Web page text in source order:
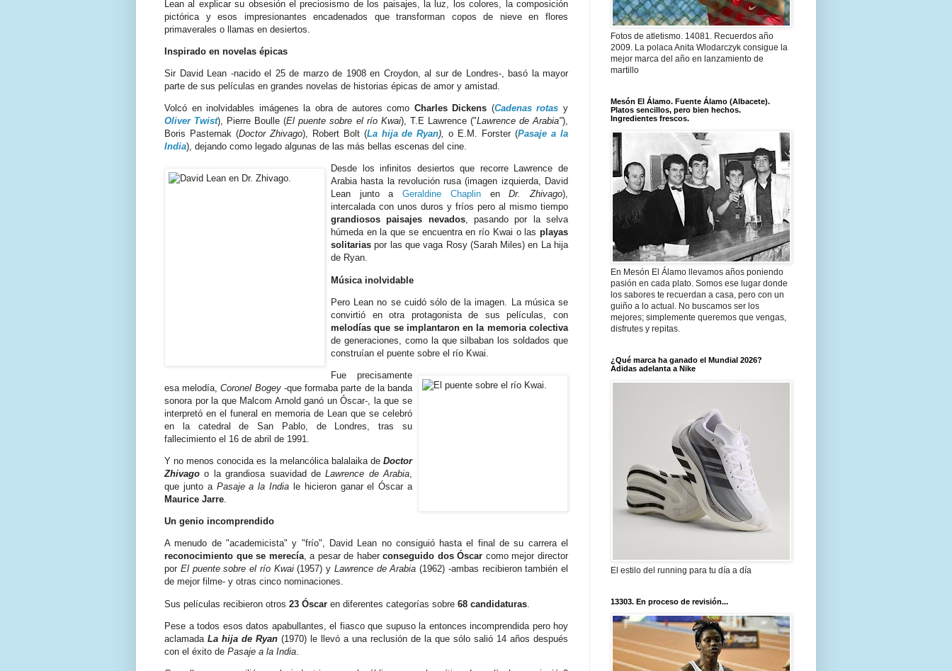
Lean al explicar su obsesión el preciosismo de los paisajes, la luz, los colores, la composición
pictórica y esos impresionantes encadenados que transforman copos de nieve en flores
primaverales o llamas en desiertos.
Inspirado en novelas épicas
Sir David Lean -nacido el 25 de marzo de 1908 en Croydon, al sur de Londres-, basó la mayor
parte de sus películas en grandes novelas de historias épicas de amor y amistad.
Volcó en inolvidables imágenes la obra de autores como Charles Dickens (Cadenas rotas y
Oliver Twist), Pierre Boulle (El puente sobre el río Kwai), T.E Lawrence ("Lawrence de Arabia"),
Boris Pasternak (Doctor Zhivago), Robert Bolt (La hija de Ryan),o E.M. Forster (Pasaje a la
India), dejando como legado algunas de las más bellas escenas del cine.
Desde los infinitos desiertos que recorre Lawrence de
Arabia hasta la revolución rusa (imagen izquierda, David
Lean junto aGeraldine ChaplinenDr. Zhivago),
intercalada con unos duros y fríos pero al mismo tiempo
grandiosos paisajes nevados, pasando por la selva
húmeda en la que se encuentra en río Kwai o las playas
solitarias por las que vaga Rosy (Sarah Miles) en La hija
de Ryan.
Música inolvidable
Pero Lean no se cuidó sólo de la imagen. La música se
convirtió en otra protagonista de sus películas, con
melodías que se implantaron en la memoria colectiva
de generaciones, como la que silbaban los soldados que
construían el puente sobre el río Kwai.
Fue precisamente
esa melodía,Coronel Bogey-que formaba parte de la banda
sonora por la que Malcom Arnold ganó un Óscar-, la que se
interpretó en el funeral en memoria de Lean que se celebró
en la catedral de San Pablo, de Londres, tras su
fallecimiento el 16 de abril de 1991.
Y no menos conocida es la melancólica balalaika de Doctor
Zhivago o la grandiosa suavidad deLawrence de Arabia,
que junto a Pasaje a la India le hicieron ganar el Óscar a
Maurice Jarre.
Un genio incomprendido
A menudo de "academicista" y "frío", David Lean no consiguió hasta el final de su carrera el
reconocimiento que se merecía, a pesar de haberconseguido dos Óscar como mejor director
por El puente sobre el río Kwai(1957) y Lawrence de Arabia (1962) -ambas recibieron también el
de mejor filme- y otras cinco nominaciones.
Sus películas recibieron otros 23 Óscar en diferentes categorías sobre 68 candidaturas
Pese a todos esos datos apabullantes, el fiasco que supuso la entonces incomprendida pero hoy
aclamada La hija de Ryan (1970) le llevó a una reclusión de la que sólo salió 14 años después
con el éxito de Pasaje a la India
Fotos de atletismo. 14081. Recuerdos año
2009. La polaca Anita Wlodarczyk consigue la
mejor marca del año en lanzamiento de
martillo
Mesón El Álamo. Fuente Álamo (Albacete).
Platos sencillos, pero bien hechos.
Ingredientes frescos.
En Mesón El Álamo llevamos años poniendo
pasión en cada plato. Somos ese lugar donde
los sabores te recuerdan a casa, pero con un
guiño a lo actual. No buscamos ser los
mejores; simplemente queremos que vengas,
disfrutes y repitas.
¿Qué marca ha ganado el Mundial 2026?
Adidas adelanta a Nike
El estilo del running para tu día a día
13303. En proceso de revisión...